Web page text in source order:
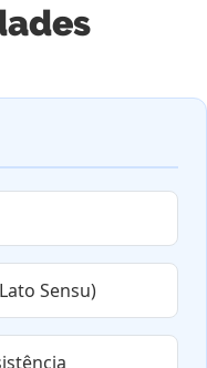
Sensu)